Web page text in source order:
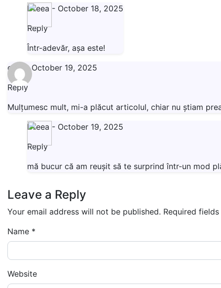
Dreea - October 18, 2025
Reply
Într-adevăr, așa este!
cam-October 19, 2025
Reply
Mulțumesc mult, mi-a plăcut articolul, chiar nu știam
Dreea - October 19, 2025
Reply
mă bucur că am reușit să te surprind într-un mod
Leave a Reply
Your email address will not be published. Required
Name *
Website